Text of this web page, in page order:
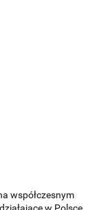
współczesnym
w Polsce